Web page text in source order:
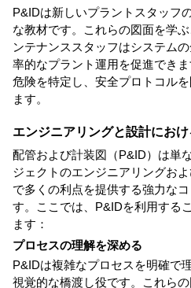
P&IDは新しいプラントスタッフ
な教材です。これらの図面を学
ンテナンススタッフはシステム
率的なプラント運用を促進でき
危険を特定し、安全プロトコル
ます。
エンジニアリングと設計にお
配管および計装図（P&ID）は単
ジェクトのエンジニアリングお
で多くの利点を提供する強力な
す。ここでは、P&IDを利用する
ます：
プロセスの理解を深める
P&IDは複雑なプロセスを明確で
視覚的な橋渡し役です。これら